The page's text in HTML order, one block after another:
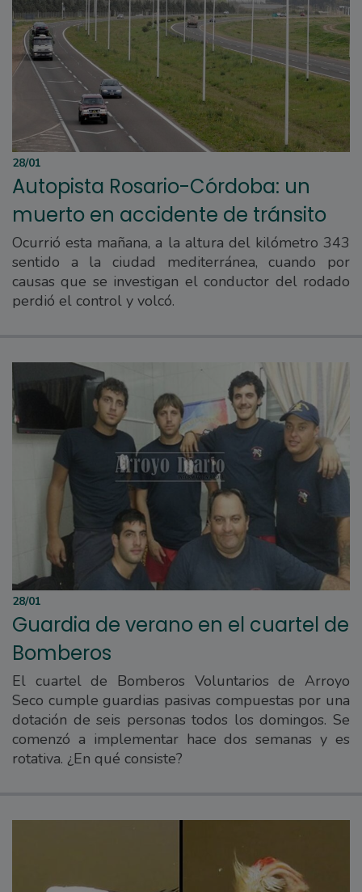
28/01
Autopista Rosario-Córdoba: un
muerto en accidente de tránsito
Ocurrió esta mañana, a la altura del kilómetro 343
sentido a la ciudad mediterránea, cuando por
causas que se investigan el conductor del rodado
perdió el control y volcó.
28/01
Guardia de verano en el cuartel de
Bomberos
El cuartel de Bomberos Voluntarios de Arroyo
Seco cumple guardias pasivas compuestas por una
dotación de seis personas todos los domingos. Se
comenzó a implementar hace dos semanas y es
rotativa. ¿En qué consiste?